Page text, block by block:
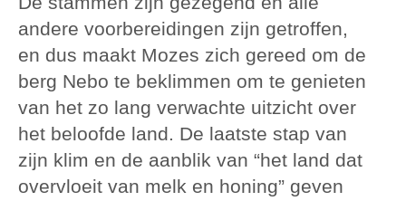
andere voorbereidingen zijn getroffen,
en dus maakt Mozes zich gereed om de
berg Nebo te beklimmen om te genieten
van het zo lang verwachte uitzicht over
het beloofde land. De laatste stap van
zijn klim en de aanblik van “het land dat
overvloeit van melk en honing” geven